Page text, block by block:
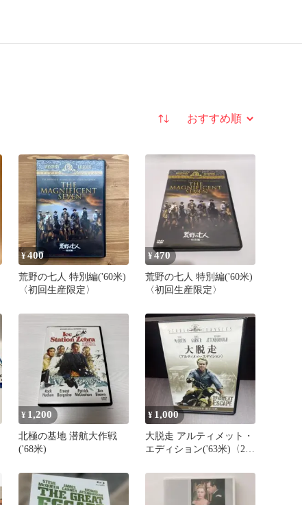
並び替え
¥400
荒野の七人 特別編('60米)
〈初回生産限定〉
¥470
荒野の七人 特別編('60米)
〈初回生産限定〉
¥ 1,200
北極の基地 潜航大作戦
('68米)
¥ 1,000
大脱走 アルティメット・
エディション('63米)〈2枚